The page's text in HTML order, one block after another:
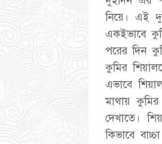
নিয়ে। এই
একইভাবে
পরের দিন
কুমির
এভাবে
মাথায়
দেখাতে।
কিভাবে